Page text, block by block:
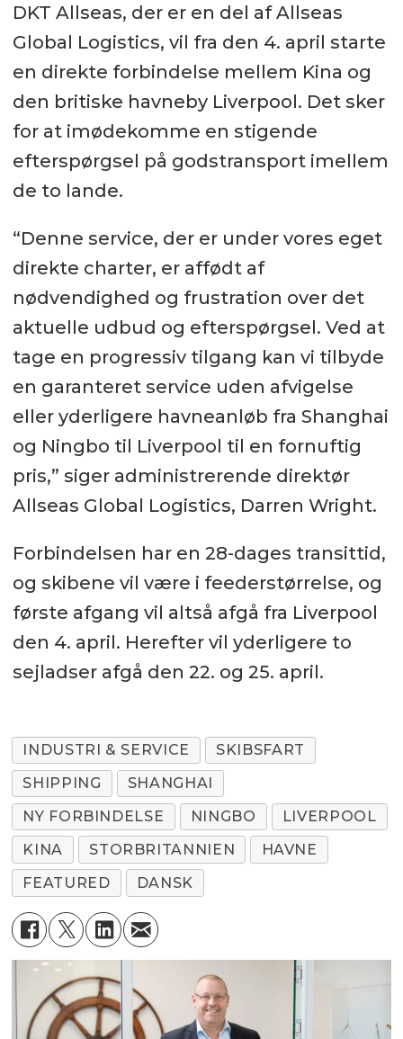
DKT Allseas, der er en del af Allseas
Global Logistics, vil fra den 4. april starte
en direkte forbindelse mellem Kina og
den britiske havneby Liverpool. Det sker
for at imødekomme en stigende
efterspørgsel på godstransport imellem
de to lande.
“Denne service, der er under vores eget
direkte charter, er affødt af
nødvendighed og frustration over det
aktuelle udbud og efterspørgsel. Ved at
tage en progressiv tilgang kan vi tilbyde
en garanteret service uden afvigelse
eller yderligere havneanløb fra Shanghai
og Ningbo til Liverpool til en fornuftig
pris,” siger administrerende direktør
Allseas Global Logistics, Darren Wright.
Forbindelsen har en 28-dages transittid,
og skibene vil være i feederstørrelse, og
første afgang vil altså afgå fra Liverpool
den 4. april. Herefter vil yderligere to
sejladser afgå den 22. og 25. april.
INDUSTRI & SERVICE
SKIBSFART
SHIPPING
SHANGHAI
NY FORBINDELSE
NINGBO
LIVERPOOL
KINA
STORBRITANNIEN
HAVNE
FEATURED
DANSK